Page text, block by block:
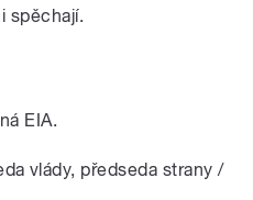
spěchají.
EIA.
vlády, předseda strany /